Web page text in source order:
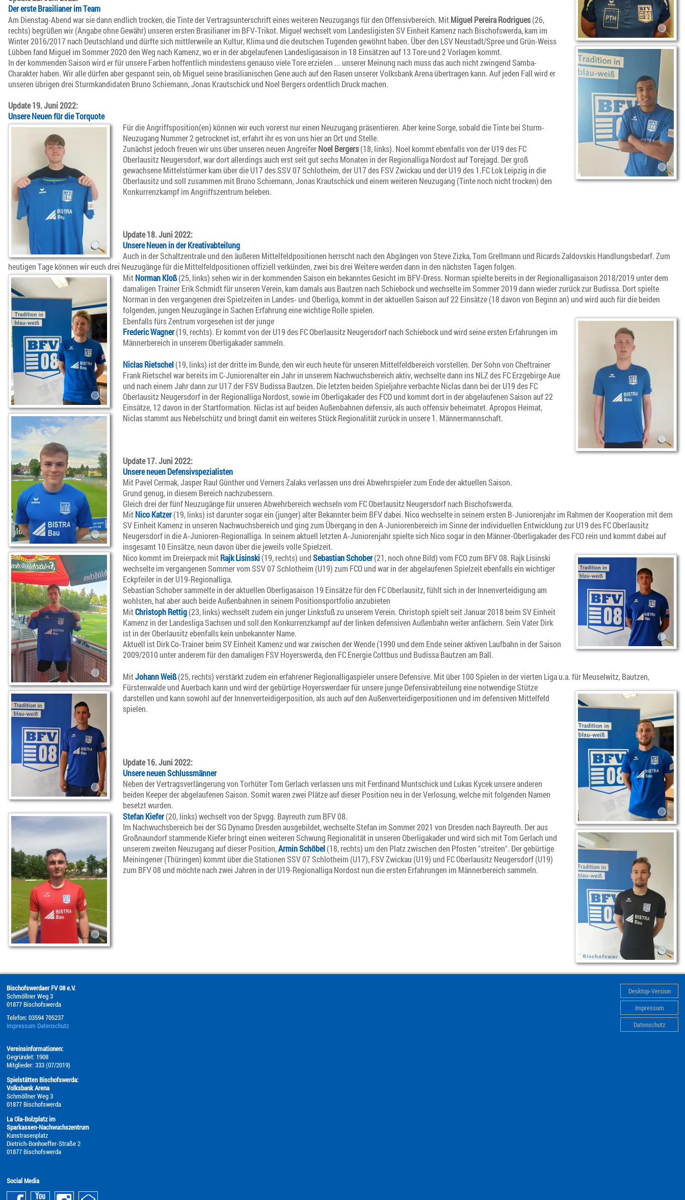
Der erste Brasilianer im Team
Am Dienstag-Abend war sie dann endlich trocken, die Tinte der Vertragsunterschrift eines weiteren Neuzugangs für den Offensivbereich. MitMiguel Pereira Rodrigues(26,
rechts) begrüßen wir (Angabe ohne Gewähr) unseren ersten Brasilianer im BFV-Trikot. Miguel wechselt vom Landesligisten SV Einheit Kamenz nach Bischofswerda, kam im
Winter 2016/2017 nach Deutschland und dürfte sich mittlerweile an Kultur, Klima und die deutschen Tugenden gewöhnt haben. Über den LSV Neustadt/Spree und Grün-Weiss
Lübben fand Miguel im Sommer 2020 den Weg nach Kamenz, wo er in der abgelaufenen Landesligasaison in 18 Einsätzen auf 13 Tore und 2 Vorlagen kommt.
In der kommenden Saison wird er für unsere Farben hoffentlich mindestens genauso viele Tore erzielen ... unserer Meinung nach muss das auch nicht zwingend Samba-
Charakter haben. Wir alle dürfen aber gespannt sein, ob Miguel seine brasilianischen Gene auch auf den Rasen unserer Volksbank Arena übertragen kann. Auf jeden Fall wird er
unseren übrigen drei Sturmkandidaten Bruno Schiemann, Jonas Krautschick und Noel Bergers ordentlich Druck machen.
Update 19. Juni 2022:
Unsere Neuen für die Torquote
Für die Angriffsposition(en) können wir euch vorerst nur einen Neuzugang präsentieren. Aber keine Sorge, sobald die Tinte bei Sturm-
Neuzugang Nummer 2 getrocknet ist, erfahrt ihr es von uns hier an Ort und Stelle.
Zunächst jedoch freuen wir uns über unseren neuen AngreiferNoel Bergers(18, links). Noel kommt ebenfalls von der U19 des FC
Oberlausitz Neugersdorf, war dort allerdings auch erst seit gut sechs Monaten in der Regionalliga Nordost auf Torejagd. Der groß
gewachsene Mittelstürmer kam über die U17 des SSV 07 Schlotheim, der U17 des FSV Zwickau und der U19 des 1.FC Lok Leipzig in die
Oberlausitz und soll zusammen mit Bruno Schiemann, Jonas Krautschick und einem weiteren Neuzugang (Tinte noch nicht trocken) den
Konkurrenzkampf im Angriffszentrum beleben.
Update 18. Juni 2022:
Unsere Neuen in der Kreativabteilung
Auch in der Schaltzentrale und den äußeren Mittelfeldpositionen herrscht nach den Abgängen von Steve Zizka, Tom Grellmann und Ricards Zaldovskis Handlungsbedarf. Zum
heutigen Tage können wir euch drei Neuzugänge für die Mittelfeldpositionen offiziell verkünden, zwei bis drei Weitere werden dann in den nächsten Tagen folgen.
MitNorman Kloß(25, links) sehen wir in der kommenden Saison ein bekanntes Gesicht im BFV-Dress. Norman spielte bereits in der Regionalligasaison 2018/2019 unter dem
damaligen Trainer Erik Schmidt für unseren Verein, kam damals aus Bautzen nach Schiebock und wechselte im Sommer 2019 dann wieder zurück zur Budissa. Dort spielte
Norman in den vergangenen drei Spielzeiten in Landes- und Oberliga, kommt in der aktuellen Saison auf 22 Einsätze (18 davon von Beginn an) und wird auch für die beiden
folgenden, jungen Neuzugänge in Sachen Erfahrung eine wichtige Rolle spielen.
Ebenfalls fürs Zentrum vorgesehen ist der junge
Frederic Wagner(19, rechts). Er kommt von der U19 des FC Oberlausitz Neugersdorf nach Schiebock und wird seine ersten Erfahrungen im
Männerbereich in unserem Oberligakader sammeln.
Niclas Rietschel(19, links) ist der dritte im Bunde, den wir euch heute für unseren Mittelfeldbereich vorstellen. Der Sohn von Cheftrainer
Frank Rietschel war bereits im C-Juniorenalter ein Jahr in unserem Nachwuchsbereich aktiv, wechselte dann ins NLZ des FC Erzgebirge Aue
und nach einem Jahr dann zur U17 der FSV Budissa Bautzen. Die letzten beiden Spieljahre verbachte Niclas dann bei der U19 des FC
Oberlausitz Neugersdorf in der Regionalliga Nordost, sowie im Oberligakader des FCO und kommt dort in der abgelaufenen Saison auf 22
Einsätze, 12 davon in der Startformation. Niclas ist auf beiden Außenbahnen defensiv, als auch offensiv beheimatet. Apropos Heimat,
Niclas stammt aus Nebelschütz und bringt damit ein weiteres Stück Regionalität zurück in unsere 1. Männermannschaft.
Update 17. Juni 2022:
Unsere neuen Defensivspezialisten
Mit Pavel Cermak, Jasper Raul Günther und Verners Zalaks verlassen uns drei Abwehrspieler zum Ende der aktuellen Saison.
Grund genug, in diesem Bereich nachzubessern.
Gleich drei der fünf Neuzugänge für unseren Abwehrbereich wechseln vom FC Oberlausitz Neugersdorf nach Bischofswerda.
MitNico Katzer(19, links) ist darunter sogar ein (junger) alter Bekannter beim BFV dabei. Nico wechselte in seinem ersten B-Juniorenjahr im Rahmen der Kooperation mit dem
SV Einheit Kamenz in unseren Nachwuchsbereich und ging zum Übergang in den A-Juniorenbereich im Sinne der individuellen Entwicklung zur U19 des FC Oberlausitz
Neugersdorf in die A-Junioren-Regionalliga. In seinem aktuell letzten A-Juniorenjahr spielte sich Nico sogar in den Männer-Oberligakader des FCO rein und kommt dabei auf
insgesamt 10 Einsätze, neun davon über die jeweils volle Spielzeit.
Nico kommt im Dreierpack mitRajk Lisinski(19, rechts) undSebastian Schober(21, noch ohne Bild) vom FCO zum BFV 08. Rajk Lisinski
wechselte im vergangenen Sommer vom SSV 07 Schlotheim (U19) zum FCO und war in der abgelaufenen Spielzeit ebenfalls ein wichtiger
Eckpfeiler in der U19-Regionalliga.
Sebastian Schober sammelte in der aktuellen Oberligasaison 19 Einsätze für den FC Oberlausitz, fühlt sich in der Innenverteidigung am
wohlsten, hat aber auch beide Außenbahnen in seinem Positionsportfolio anzubieten
MitChristoph Rettig(23, links) wechselt zudem ein junger Linksfuß zu unserem Verein. Christoph spielt seit Januar 2018 beim SV Einheit
Kamenz in der Landesliga Sachsen und soll den Konkurrenzkampf auf der linken defensiven Außenbahn weiter anfächern. Sein Vater Dirk
ist in der Oberlausitz ebenfalls kein unbekannter Name.
Aktuell ist Dirk Co-Trainer beim SV Einheit Kamenz und war zwischen der Wende (1990 und dem Ende seiner aktiven Laufbahn in der Saison
2009/2010 unter anderem für den damaligen FSV Hoyerswerda, den FC Energie Cottbus und Budissa Bautzen am Ball.
MitJohann Weiß(25, rechts) verstärkt zudem ein erfahrener Regionalligaspieler unsere Defensive. Mit über 100 Spielen in der vierten Liga u.a. für Meuselwitz, Bautzen,
Fürstenwalde und Auerbach kann und wird der gebürtige Hoyerswerdaer für unsere junge Defensivabteilung eine notwendige Stütze
darstellen und kann sowohl auf der Innenverteidigerposition, als auch auf den Außenverteidigerpositionen und im defensiven Mittelfeld
spielen.
Update 16. Juni 2022:
Unsere neuen Schlussmänner
Neben der Vertragsverlängerung von Torhüter Tom Gerlach verlassen uns mit Ferdinand Muntschick und Lukas Kycek unsere anderen
beiden Keeper der abgelaufenen Saison. Somit waren zwei Plätze auf dieser Position neu in der Verlosung, welche mit folgenden Namen
besetzt wurden.
Stefan Kiefer(20, links) wechselt von der Spvgg. Bayreuth zum BFV 08.
Im Nachwuchsbereich bei der SG Dynamo Dresden ausgebildet, wechselte Stefan im Sommer 2021 von Dresden nach Bayreuth. Der aus
Großnaundorf stammende Kiefer bringt einen weiteren Schwung Regionalität in unseren Oberligakader und wird sich mit Tom Gerlach und
unserem zweiten Neuzugang auf dieser Position,Armin Schöbel(18, rechts) um den Platz zwischen den Pfosten "streiten". Der gebürtige
Meiningener (Thüringen) kommt über die Stationen SSV 07 Schlotheim (U17), FSV Zwickau (U19) und FC Oberlausitz Neugersdorf (U19)
zum BFV 08 und möchte nach zwei Jahren in der U19-Regionalliga Nordost nun die ersten Erfahrungen im Männerbereich sammeln.
Desktop-Version
Impressum
Datenschutz
Bischofswerdaer FV 08 e.V.
Schmöllner Weg 3
01877 Bischofswerda
Telefon:03594 705237
Impressum Datenschutz
Vereinsinformationen:
Gegründet: 1908
Mitglieder: 333 (07/2019)
Spielstätten Bischofswerda:
Volksbank Arena
Schmöllner Weg 3
01877 Bischofswerda
La Ola-Bolzplatz im
Sparkassen-Nachwuchszentrum
Kunstrasenplatz
Dietrich-Bonhoeffer-Straße 2
01877 Bischofswerda
Social Media